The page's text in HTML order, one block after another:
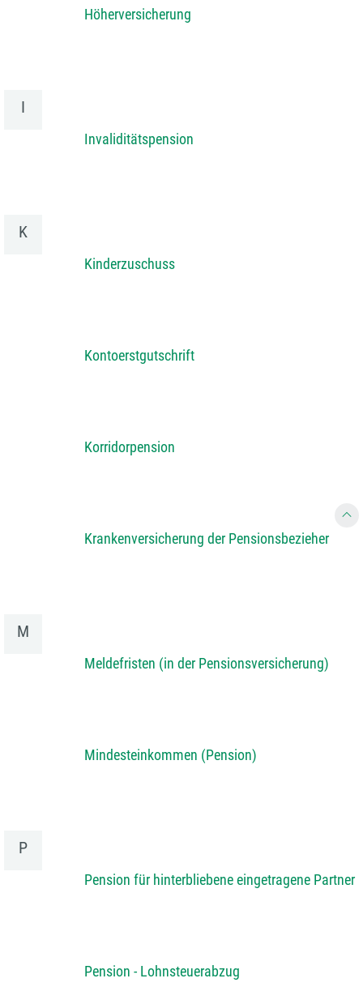
Höherversicherung
I
Invaliditätspension
K
Kinderzuschuss
Kontoerstgutschrift
Korridorpension
Krankenversicherung der Pensionsbezieher
M
Meldefristen (in der Pensionsversicherung)
Mindesteinkommen (Pension)
P
Pension für hinterbliebene eingetragene Partner
Pension - Lohnsteuerabzug